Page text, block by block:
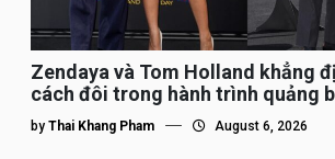
Zendaya và Tom Holland khẳng
cách đôi trong hành trình quảng
by Thai Khang Pham August 6, 2026